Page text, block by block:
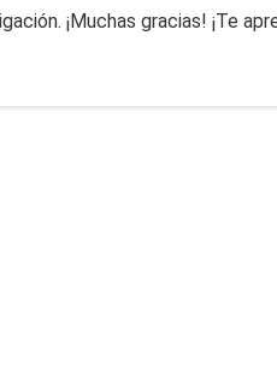
¡Muchas gracias! ¡Te